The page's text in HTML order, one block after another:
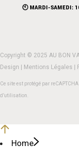
🕙 MARDI-SAMEDI:
Copyright © 2025 AU BON
Design | Mentions Légales |
Ce site est protégé par reCAPTCHA
d’utilisation
Home